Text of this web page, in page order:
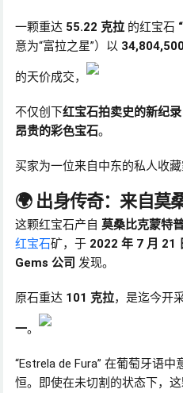
一颗重达 55.22 克拉 的红宝石
意为“富拉之星”）以
的天价成交，
不仅创下红宝石拍卖史的新纪录
昂贵的彩色宝石。
买家为一位来自中东的私人收藏
🌍 出身传奇：来自莫
这颗红宝石产自 莫桑比克蒙特
红宝石矿，于 2022 年 7 月 21
Gems 公司 发现。
原石重达 101 克拉，是迄今开
一。
“Estrela de Fura” 在葡萄牙语中
恒。即使在未切割的状态下，